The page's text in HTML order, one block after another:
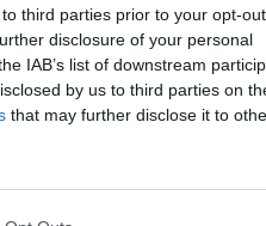
third parties prior to your opt-
disclosure of your personal
IAB’s list of downstream
by us to third parties on
that may further disclose it to